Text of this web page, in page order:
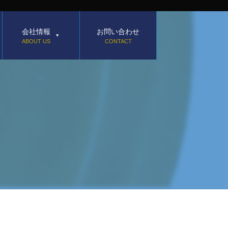
会社情報
ABOUT US
お問い合わせ
CONTACT